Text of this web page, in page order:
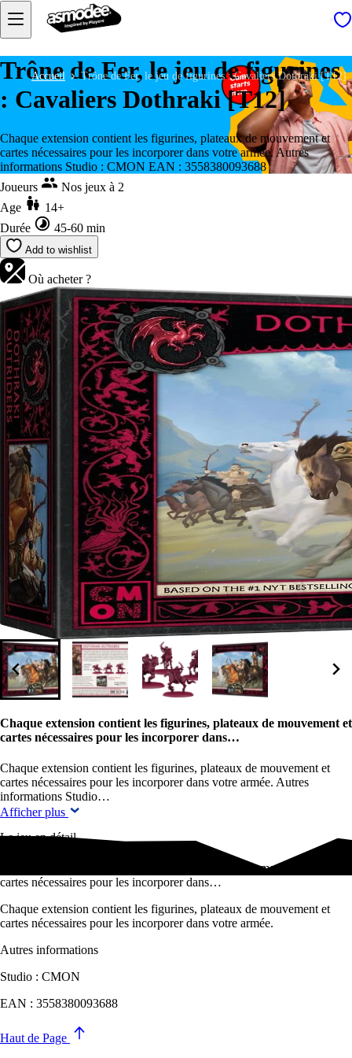
Accueil Trône de Fer, le jeu de figurines : Cavaliers Dothraki [T12]
Trône de Fer, le jeu de figurines
: Cavaliers Dothraki [T12]
Chaque extension contient les figurines, plateaux de mouvement et
cartes nécessaires pour les incorporer dans votre armée. Autres
informations Studio : CMON EAN : 3558380093688
Joueurs
Nos jeux à 2
Age
14+
Durée
45-60 min
Add to wishlist
Où acheter ?
Chaque extension contient les figurines, plateaux de mouvement et
cartes nécessaires pour les incorporer dans…
Chaque extension contient les figurines, plateaux de mouvement et
cartes nécessaires pour les incorporer dans votre armée. Autres
informations Studio…
Afficher plus
Le jeu en détail
Chaque extension contient les figurines, plateaux de mouvement et
cartes nécessaires pour les incorporer dans…
Chaque extension contient les figurines, plateaux de mouvement et
cartes nécessaires pour les incorporer dans votre armée.
Autres informations
Studio : CMON
EAN : 3558380093688
Haut de Page